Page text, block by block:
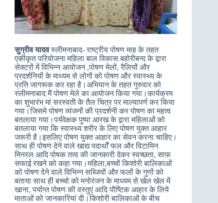
सुग्रीव यादवस्लीमनाबाद- राष्ट्रीय पोषण माह के तहत
एकीकृत परियोजना महिला बाल विकास बहोरीबन्द के द्वारा
सेक्टरों में विभिन्न आयोजन ,पोषण मेलों, रैलियों और
प्रदर्शनियों के माध्यम से लोगों को पोषण और स्वास्थ्य के
प्रति जागरूक कर रहा है।अभियान के तहत गुरुवार को
स्लीमनाबाद मैं पोषण मेले का आयोजन किया गया।कार्यक्रम
का शुभारंभ मां सरस्वती के तैल चित्र पर माल्यापर्ण कर किया
गया।जिसमे पोषण व्यंजनों की प्रदर्शनी कर पोषण का महत्व
बतलाया गया।पर्यवेक्षक पुष्पा आरख के द्वारा महिलाओं को
बतलाया गया कि स्वास्थ्य शरीर के लिए पोषण युक्त आहार
जरूरी है।इसलिए पोषण युक्त आहार का सेवन करना चाहिए।
साथ ही पोषण देने वाले खाद्य पदार्थों फल और विटामिन
मिनरल आदि पोषक तत्व की जानकारी देकर स्वच्छता, साफ
सफाई रखने को कहा गया।महिला,बच्चों किशोरी बालिकाओं
को पोषण देने वाले विभिन्न सब्जियों और फलों के गुणों को
बताया साथ ही बच्चो को मनोरंजन के माध्यम से खेल खेल में
खाना, पर्याप्त पोषण की वस्तुएं आदि पौष्टिक आहार के लिये
माताओं को जानकारियां दी।किशोरी बालिकाओं के बीच